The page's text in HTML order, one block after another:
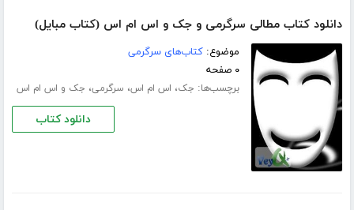
دانلود کتاب مطالی سرگرمی و جک و اس ام اس (کتاب مبایل)
موضوع:کتاب‌های سرگرمی
۰ صفحه
برچسب‌ها: جک، اس ام اس، سرگرمی، جک و اس ام اس
دانلود کتاب